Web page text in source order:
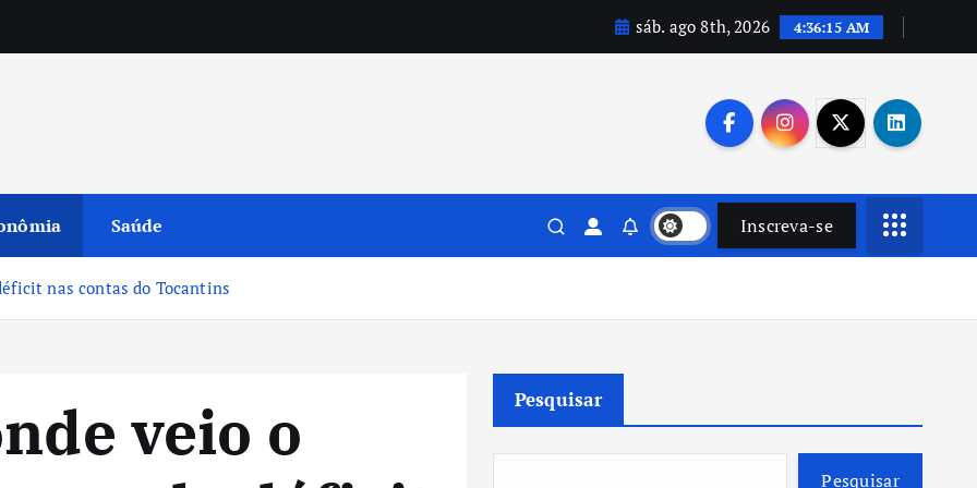
sáb. ago 8th, 2026 4:36:16 AM
Saúde Inscreva-se
nas contas do Tocantins
veio o
Pesquisar
Pesquisar